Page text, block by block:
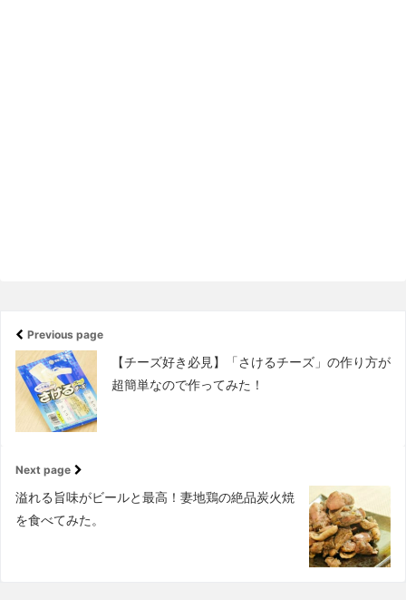
Previous page
【チーズ好き必見】「さけるチーズ」の作り方が
超簡単なので作ってみた！
Next page
溢れる旨味がビールと最高！妻地鶏の絶品炭火焼
を食べてみた。